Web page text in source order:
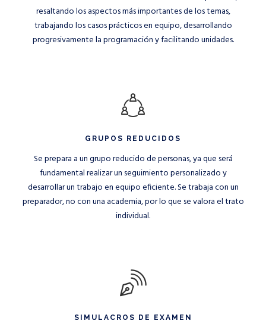
resaltando los aspectos más importantes de los temas,
trabajando los casos prácticos en equipo, desarrollando
progresivamente la programación y facilitando unidades.
GRUPOS REDUCIDOS
Se prepara a un grupo reducido de personas, ya que será
fundamental realizar un seguimiento personalizado y
desarrollar un trabajo en equipo eficiente. Se trabaja con un
preparador, no con una academia, por lo que se valora el trato
individual.
SIMULACROS DE EXAMEN